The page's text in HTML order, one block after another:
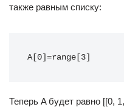
также равным списку:
A[0]=range[3]
Теперь A будет равно [[0,